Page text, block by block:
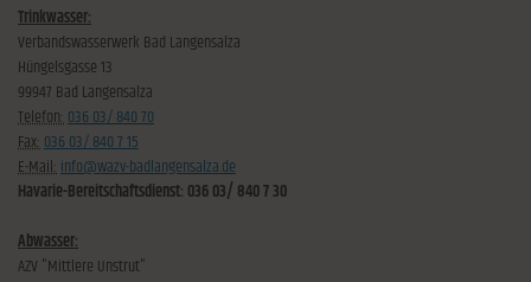
Trinkwasser:
Verbandswasserwerk Bad Langensalza
Hüngelsgasse 13
99947 Bad Langensalza
Telefon:036 03/ 840 70
Fax:036 03/ 840 7 15
E-Mail:info@wazv-badlangensalza.de
Havarie-Bereitschaftsdienst: 036 03/ 840 7 30
Abwasser:
AZV "Mittlere Unstrut"